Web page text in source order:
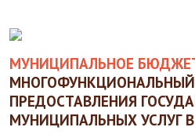
МУНИЦИПАЛЬНОЕ
ПРЕДОСТАВЛЕНИЯ
МУНИЦИПАЛЬНЫХ УСЛУГ